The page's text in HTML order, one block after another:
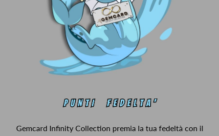
Gemcard Infinity Collection premia la tua fedeltà con il